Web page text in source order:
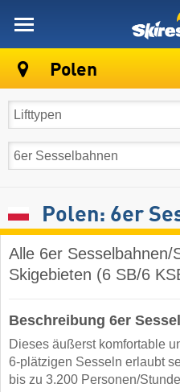
Polen
Polen: 6er
Alle 6er Sesselbahnen/
Skigebieten (6 SB/6
Beschreibung 6er
Dieses äußerst komfortable
6-plätzigen Sesseln erlaubt
bis zu 3.200 Personen/